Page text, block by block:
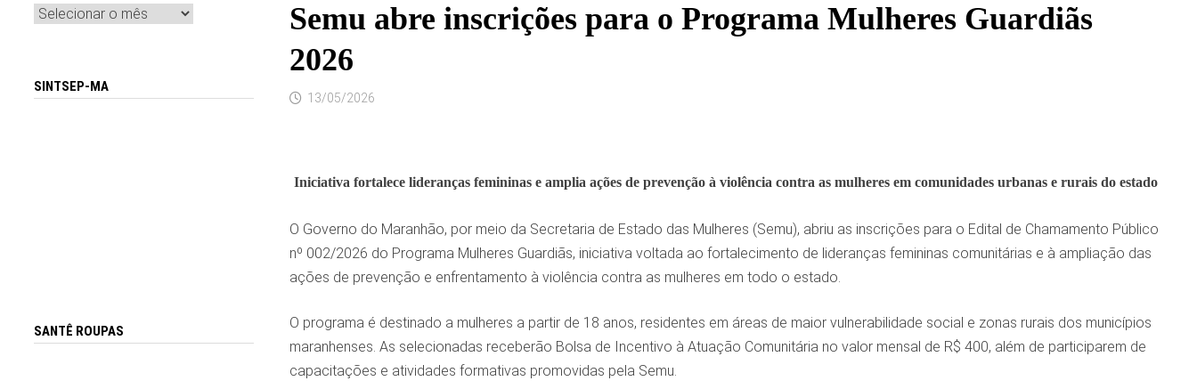
Semu abre inscrições para o Programa Mulheres Guardiãs
2026
13/05/2026
Iniciativa fortalece lideranças femininas e amplia ações de prevenção à violência contra as mulheres em comunidades urbanas e rurais do estado
O Governo do Maranhão, por meio da Secretaria de Estado das Mulheres (Semu), abriu as inscrições para o Edital de Chamamento Público
nº 002/2026 do Programa Mulheres Guardiãs, iniciativa voltada ao fortalecimento de lideranças femininas comunitárias e à ampliação das
ações de prevenção e enfrentamento à violência contra as mulheres em todo o estado.
O programa é destinado a mulheres a partir de 18 anos, residentes em áreas de maior vulnerabilidade social e zonas rurais dos municípios
maranhenses. As selecionadas receberão Bolsa de Incentivo à Atuação Comunitária no valor mensal de R$ 400, além de participarem de
capacitações e atividades formativas promovidas pela Semu.
Arquivos
SINTSEP-MA
SANTÊ ROUPAS